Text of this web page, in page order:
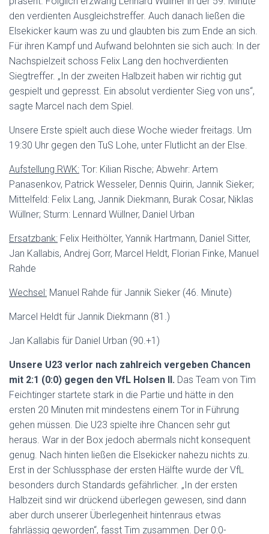
den verdienten Ausgleichstreffer. Auch danach ließen die
Elsekicker kaum was zu und glaubten bis zum Ende an sich.
Für ihren Kampf und Aufwand belohnten sie sich auch: In der
Nachspielzeit schoss Felix Lang den hochverdienten
Siegtreffer. „In der zweiten Halbzeit haben wir richtig gut
gespielt und gepresst. Ein absolut verdienter Sieg von uns“,
sagte Marcel nach dem Spiel.
Unsere Erste spielt auch diese Woche wieder freitags. Um
19:30 Uhr gegen den TuS Lohe, unter Flutlicht an der Else.
Aufstellung RWK: Tor: Kilian Rische; Abwehr: Artem
Panasenkov, Patrick Wesseler, Dennis Quirin, Jannik Sieker;
Mittelfeld: Felix Lang, Jannik Diekmann, Burak Cosar, Niklas
Wüllner; Sturm: Lennard Wüllner, Daniel Urban
Ersatzbank: Felix Heithölter, Yannik Hartmann, Daniel Sitter,
Jan Kallabis, Andrej Gorr, Marcel Heldt, Florian Finke, Manuel
Rahde
Wechsel: Manuel Rahde für Jannik Sieker (46. Minute)
Marcel Heldt für Jannik Diekmann (81.)
Jan Kallabis für Daniel Urban (90.+1)
Unsere U23 verlor nach zahlreich vergeben Chancen
mit 2:1 (0:0) gegen den VfL Holsen ll. Das Team von Tim
Feichtinger startete stark in die Partie und hätte in den
ersten 20 Minuten mit mindestens einem Tor in Führung
gehen müssen. Die U23 spielte ihre Chancen sehr gut
heraus. War in der Box jedoch abermals nicht konsequent
genug. Nach hinten ließen die Elsekicker nahezu nichts zu.
Erst in der Schlussphase der ersten Hälfte wurde der VfL
besonders durch Standards gefährlicher. „In der ersten
Halbzeit sind wir drückend überlegen gewesen, sind dann
aber durch unserer Überlegenheit hintenraus etwas
fahrlässig geworden“, fasst Tim zusammen. Der 0:0-